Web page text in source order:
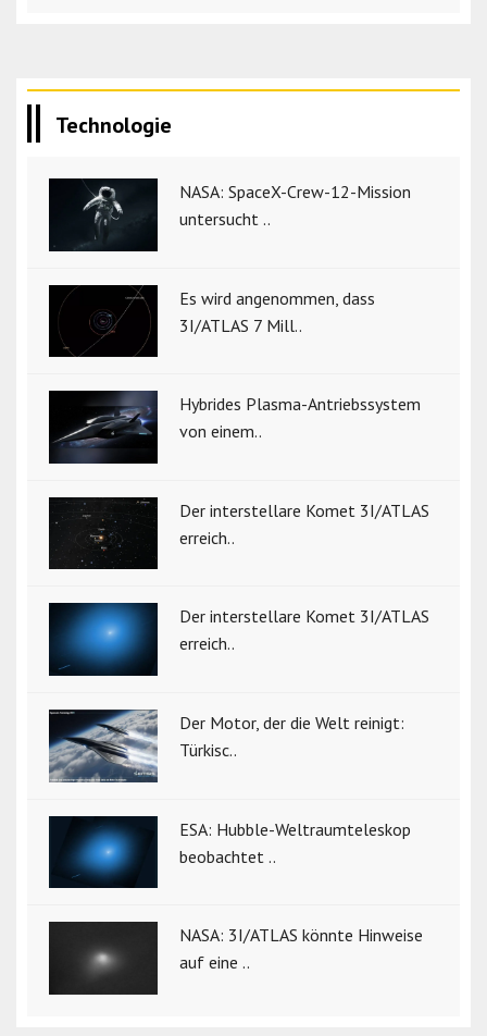
Technologie
NASA: SpaceX-Crew-12-Mission
untersucht ..
Es wird angenommen, dass
3I/ATLAS 7 Mill..
Hybrides Plasma-Antriebssystem
von einem..
Der interstellare Komet 3I/ATLAS
erreich..
Der interstellare Komet 3I/ATLAS
erreich..
Der Motor, der die Welt reinigt:
Türkisc..
ESA: Hubble-Weltraumteleskop
beobachtet ..
NASA: 3I/ATLAS könnte Hinweise
auf eine ..